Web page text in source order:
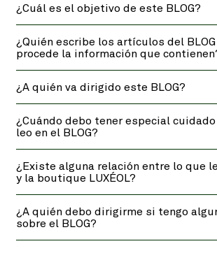
¿Cuál es el objetivo de este BLOG?
¿Quién escribe los artículos del
procede la información que
¿A quién va dirigido este BLOG?
¿Cuándo debo tener especial
leo en el BLOG?
¿Existe alguna relación entre lo que
y la boutique LUXÉOL?
¿A quién debo dirigirme si tengo
sobre el BLOG?